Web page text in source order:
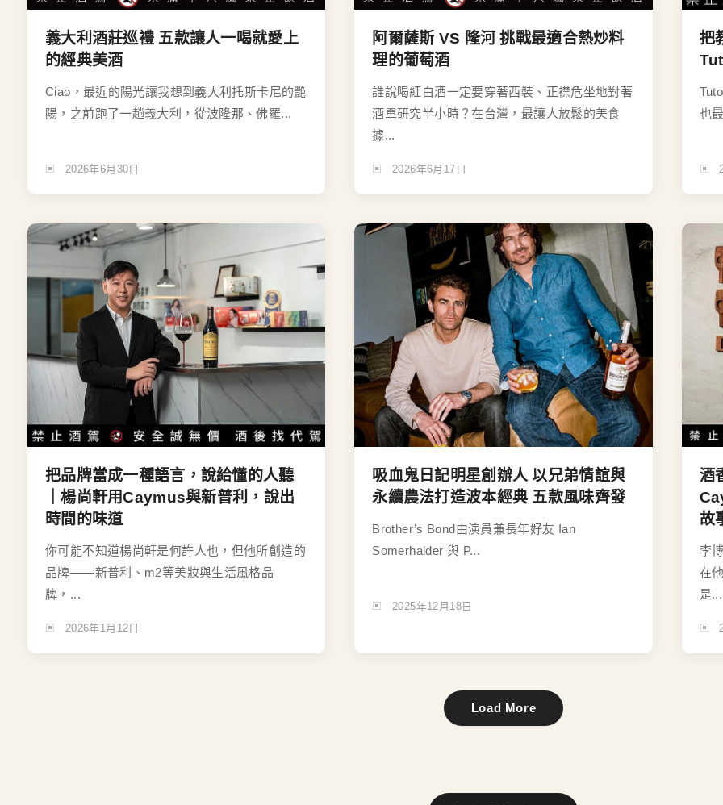
義大利酒莊巡禮 五款讓人一喝就愛上
的經典美酒
Ciao，最近的陽光讓我想到義大利托斯卡尼的艷
陽，之前跑了一趟義大利，從波隆那、佛羅...
2026年6月30日
阿爾薩斯 VS 隆河 挑戰最適合熱炒料
理的葡萄酒
誰說喝紅白酒一定要穿著西裝、正襟危坐地對著
酒單研究半小時？在台灣，最讓人放鬆的美食
據...
2026年6月17日
把
也
把品牌當成一種語言，說給懂的人聽
｜楊尚軒用Caymus與新普利，說出
時間的味道
你可能不知道楊尚軒是何許人也，但他所創造的
品牌——新普利、m2等美妝與生活風格品
牌，...
2026年1月12日
吸血鬼日記明星創辦人 以兄弟情誼與
永續農法打造波本經典 五款風味齊發
Brother’s Bond由演員兼長年好友 Ian
Somerhalder 與 P...
2025年12月18日
酒
故
李
在
是...
Load More